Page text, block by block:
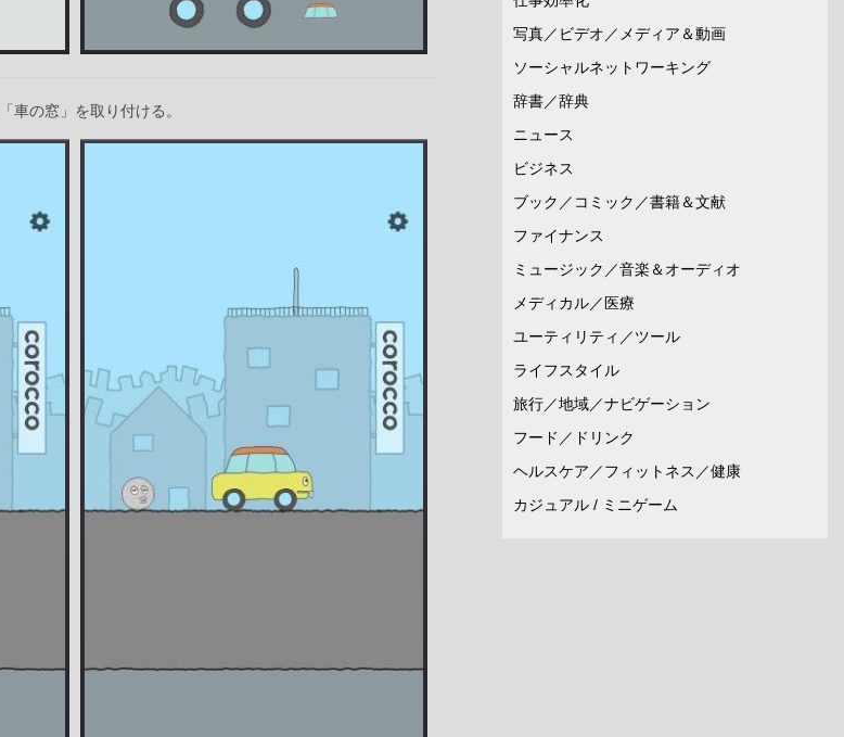
車の窓」を取り付ける。
写真／ビデオ／メディア＆動画
ソーシャルネットワーキング
辞書／辞典
ニュース
ビジネス
ブック／コミック／書籍＆文献
ファイナンス
ミュージック／音楽＆オーディオ
メディカル／医療
ユーティリティ／ツール
ライフスタイル
旅行／地域／ナビゲーション
フード／ドリンク
ヘルスケア／フィットネス／健康
カジュアル / ミニゲーム